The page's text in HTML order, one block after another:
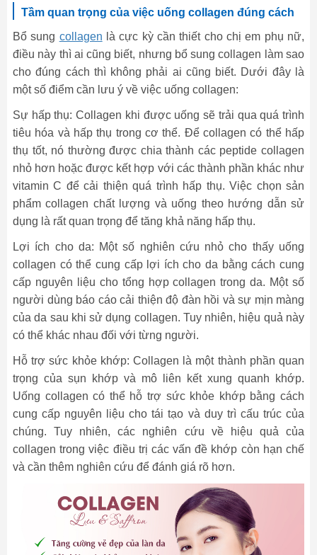
Tầm quan trọng của việc uống collagen đúng cách
Bổ sung collagen là cực kỳ cần thiết cho chị em phụ nữ,
điều này thì ai cũng biết, nhưng bổ sung collagen làm sao
cho đúng cách thì không phải ai cũng biết. Dưới đây là
một số điểm cần lưu ý về việc uống collagen:
Sự hấp thụ: Collagen khi được uống sẽ trải qua quá trình
tiêu hóa và hấp thụ trong cơ thể. Để collagen có thể hấp
thụ tốt, nó thường được chia thành các peptide collagen
nhỏ hơn hoặc được kết hợp với các thành phần khác như
vitamin C để cải thiện quá trình hấp thụ. Việc chọn sản
phẩm collagen chất lượng và uống theo hướng dẫn sử
dụng là rất quan trọng để tăng khả năng hấp thụ.
Lợi ích cho da: Một số nghiên cứu nhỏ cho thấy uống
collagen có thể cung cấp lợi ích cho da bằng cách cung
cấp nguyên liệu cho tổng hợp collagen trong da. Một số
người dùng báo cáo cải thiện độ đàn hồi và sự mịn màng
của da sau khi sử dụng collagen. Tuy nhiên, hiệu quả này
có thể khác nhau đối với từng người.
Hỗ trợ sức khỏe khớp: Collagen là một thành phần quan
trọng của sụn khớp và mô liên kết xung quanh khớp.
Uống collagen có thể hỗ trợ sức khỏe khớp bằng cách
cung cấp nguyên liệu cho tái tạo và duy trì cấu trúc của
chúng. Tuy nhiên, các nghiên cứu về hiệu quả của
collagen trong việc điều trị các vấn đề khớp còn hạn chế
và cần thêm nghiên cứu để đánh giá rõ hơn.